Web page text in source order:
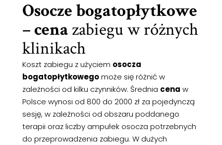
Osocze bogatopłytkowe
– cena zabiegu w różnych
klinikach
Koszt zabiegu z użyciem osocza
bogatopłytkowegomoże się różnić w
zależności od kilku czynników. Średnia cena w
Polsce wynosi od 800 do 2000 zł za pojedynczą
sesję, w zależności od obszaru poddanego
terapii oraz liczby ampułek osocza potrzebnych
do przeprowadzenia zabiegu. W dużych